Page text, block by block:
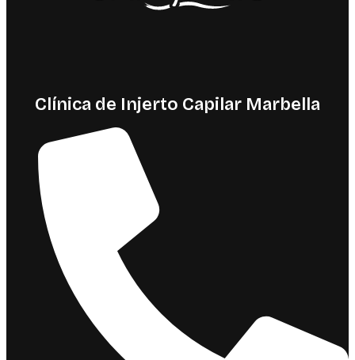
Clínica de Injerto Capilar Marbella